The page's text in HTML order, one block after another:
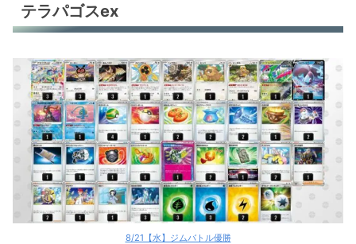
トドロクツキex
トドロクツキex
古代バレット
ロストバレット
テツノイバラex
サーフゴーex
サーフゴーex
テラパゴスex
8/21【水】ジムバトル優勝